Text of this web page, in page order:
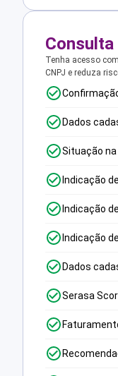
Tenha acesso
CNPJ e reduza
Dados
Situação na
Indicação
Indicação
Indicação
Dados
Serasa